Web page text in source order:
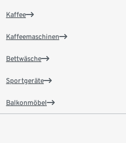
Kaffee
Kaffeemaschinen
Bettwäsche
Sportgeräte
Balkonmöbel